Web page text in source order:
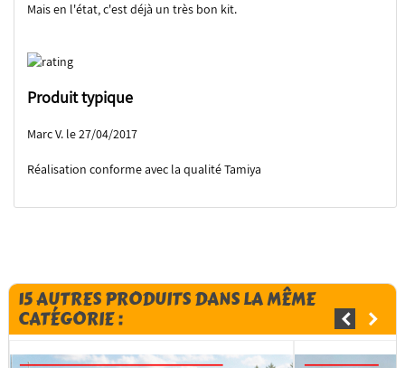
Mais en l'état, c'est déjà un très bon kit.
Produit typique
Marc V. le 27/04/2017
Réalisation conforme avec la qualité Tamiya
15 AUTRES PRODUITS DANS LA MÊME
CATÉGORIE :